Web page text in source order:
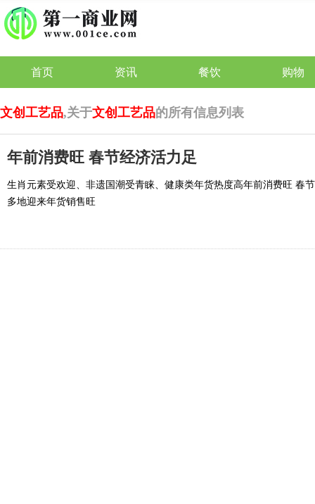
首页 资讯 餐饮 购物
文创工艺品,关于文创工艺品的所有信息列表
年前消费旺 春节经济活力足
生肖元素受欢迎、非遗国潮受青睐、健康类年货热度高年前消费旺 春
多地迎来年货销售旺